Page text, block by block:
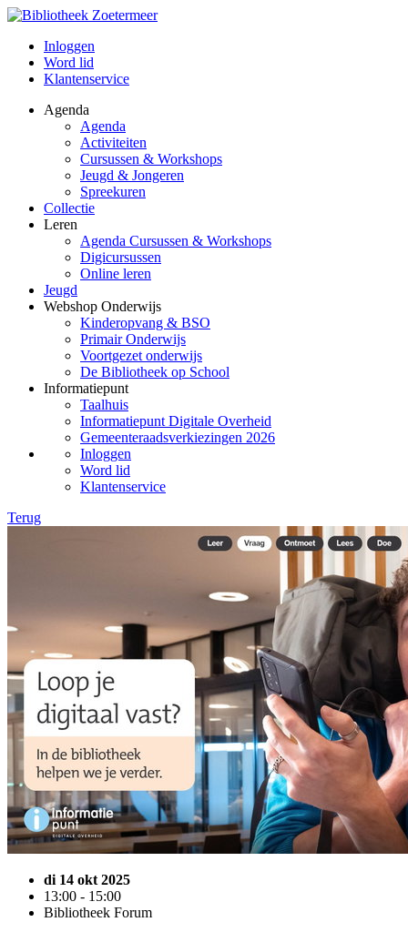
Inloggen
Word lid
Klantenservice
Agenda
Agenda
Activiteiten
Cursussen & Workshops
Jeugd & Jongeren
Spreekuren
Collectie
Leren
Agenda Cursussen & Workshops
Digicursussen
Online leren
Jeugd
Webshop Onderwijs
Kinderopvang & BSO
Primair Onderwijs
Voortgezet onderwijs
De Bibliotheek op School
Informatiepunt
Taalhuis
Informatiepunt Digitale Overheid
Gemeenteraadsverkiezingen 2026
Inloggen
Word lid
Klantenservice
Terug
di 14 okt 2025
13:00 - 15:00
Bibliotheek Forum